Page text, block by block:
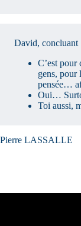
David, concluant
C’est pour
gens, pour
pensée…
Oui…
Toi aussi,
Pierre LASSALLE